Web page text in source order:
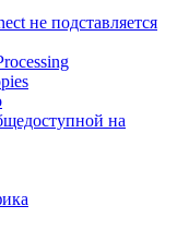
не подставляется
на